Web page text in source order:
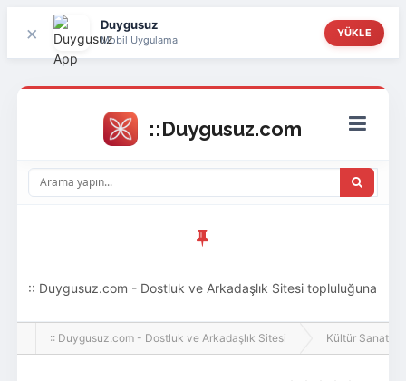
× Duygusuz
Mobil Uygulama
YÜKLE
:: Duygusuz.com - Dostluk ve Arkadaşlık Sitesi topluluğuna
hoş geldin ziyaretçi! Aramıza katılmak istersen kayıt
:: Duygusuz.com - Dostluk ve Arkadaşlık Sitesi Kültür Sanat